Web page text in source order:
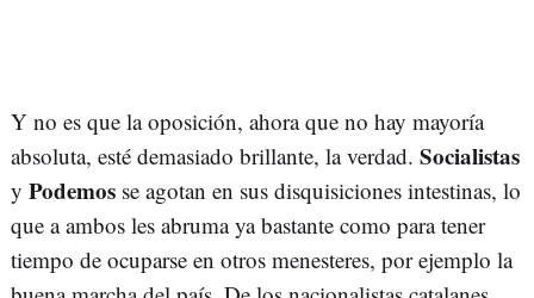
Y no es que la oposición, ahora que no hay mayoría
absoluta, esté demasiado brillante, la verdad. Socialistas
y Podemos se agotan en sus disquisiciones intestinas, lo
que a ambos les abruma ya bastante como para tener
tiempo de ocuparse en otros menesteres, por ejemplo la